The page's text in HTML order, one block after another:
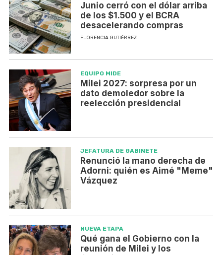
Junio cerró con el dólar arriba
de los $1.500 y el BCRA
desacelerando compras
FLORENCIA GUTIÉRREZ
EQUIPO MIDE
Milei 2027: sorpresa por un
dato demoledor sobre la
reelección presidencial
JEFATURA DE GABINETE
Renunció la mano derecha de
Adorni: quién es Aimé "Meme"
Vázquez
NUEVA ETAPA
Qué gana el Gobierno con la
reunión de Milei y los